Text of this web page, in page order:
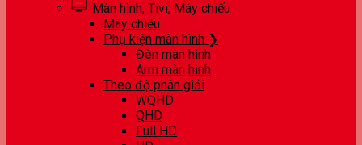
Màn hình, Tivi, Máy chiếu
Máy chiếu
Phụ kiện màn hình ❯
Đèn màn hình
Arm màn hình
Theo độ phân giải
WQHD
QHD
Full HD